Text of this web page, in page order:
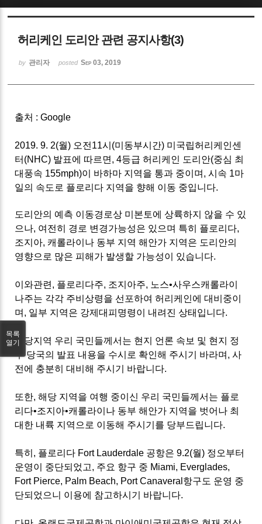
허리케인 도리안 관련 공지사항(3)
by 관리자 posted Sep 03, 2019
출처 : Google
2019. 9. 2(월) 오전11시(미동부시간) 미국립허리케인센
터(NHC) 발표에 따르면, 4등급 허리케인 도리안(중심 최
대풍속 155mph)이 바하마 지역을 통과 중이며, 시속 1마
일의 속도로 플로리다 지역을 향해 이동 중입니다.
도리안의 예측 이동경로상 미본토에 상륙하지 않을 수 있
으나, 여전히 경로 변경가능성은 있으며 특히 플로리다,
조지아, 캐롤라이나 동부 지역 해안가 지역은 도리안의
영향으로 많은 피해가 발생할 가능성이 있습니다.
이와관련, 플로리다주, 조지아주, 노스•사우스캐롤라이
나주는 각각 주비상령을 선포하여 허리케인에 대비중이
며, 일부 지역은 강제대피명령이 내려진 상태입니다.
해당지역 우리 국민들께서는 현지 언론 속보 및 현지 정
부 당국의 발표 내용을 수시로 확인해 주시기 바라며, 사
전에 충분히 대비해 주시기 바랍니다.
또한, 해당 지역을 여행 중이신 우리 국민들께서는 플로
리다•조지아•캐롤라이나 동부 해안가 지역을 벗어나 최
대한 내륙 지역으로 이동해 주시기를 당부드립니다.
특히, 플로리다 Fort Lauderdale 공항은 9.2(월) 정오부터
운영이 중단되었고, 주요 항구 중 Miami, Everglades,
Fort Pierce, Palm Beach, Port Canaveral항구도 운영 중
단되었으니 이용에 참고하시기 바랍니다.
목록
열기
Sketchbook5, 스케치북5
Sketchbook5, 스케치북5